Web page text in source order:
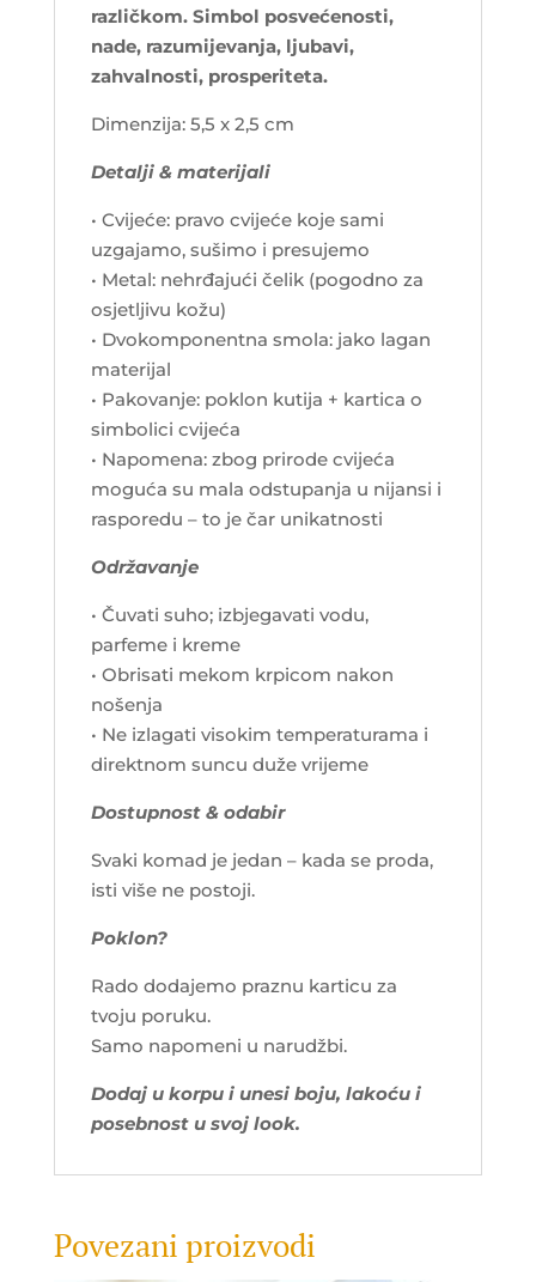
različkom. Simbol posvećenosti,
nade, razumijevanja, ljubavi,
zahvalnosti, prosperiteta.
Dimenzija: 5,5 x 2,5 cm
Detalji & materijali
• Cvijeće: pravo cvijeće koje sami
uzgajamo, sušimo i presujemo
• Metal: nehrđajući čelik (pogodno za
osjetljivu kožu)
• Dvokomponentna smola: jako lagan
materijal
• Pakovanje: poklon kutija + kartica o
simbolici cvijeća
• Napomena: zbog prirode cvijeća
moguća su mala odstupanja u nijansi i
rasporedu – to je čar unikatnosti
Održavanje
• Čuvati suho; izbjegavati vodu,
parfeme i kreme
• Obrisati mekom krpicom nakon
nošenja
• Ne izlagati visokim temperaturama i
direktnom suncu duže vrijeme
Dostupnost & odabir
Svaki komad je jedan – kada se proda,
isti više ne postoji.
Poklon?
Rado dodajemo praznu karticu za
tvoju poruku.
Samo napomeni u narudžbi.
Dodaj u korpu i unesi boju, lakoću i
posebnost u svoj look.
Povezani proizvodi